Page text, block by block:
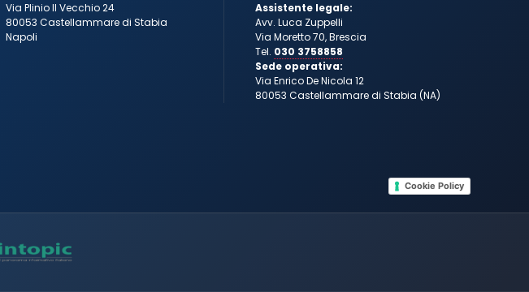
Via Plinio Il Vecchio 24
80053 Castellammare di Stabia
Napoli
Assistente legale:
Avv. Luca Zuppelli
Via Moretto 70, Brescia
Tel. 030 3758858
Sede operativa:
Via Enrico De Nicola 12
80053 Castellammare di Stabia (NA)
Cookie Policy